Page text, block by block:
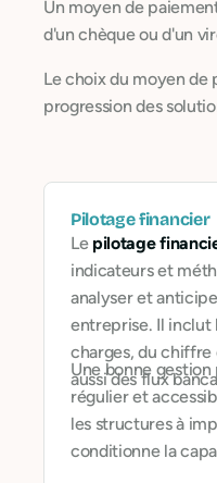
Un moyen de
d'un chèque ou d'un
Le choix du moyen de
progression des
Pilotage financier
Le pilotage
indicateurs et
analyser et
entreprise. Il inclut
charges, du chiffre
aussi des flux
Une bonne
régulier et
les structures à
conditionne la